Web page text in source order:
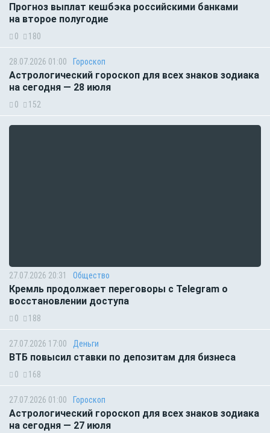
Прогноз выплат кешбэка российскими банками
на второе полугодие
0 180
28.07.2026 01:00 Гороскоп
Астрологический гороскоп для всех знаков зодиака
на сегодня — 28 июля
0 152
27.07.2026 20:31 Общество
Кремль продолжает переговоры с Telegram о
восстановлении доступа
0 188
27.07.2026 17:00 Деньги
ВТБ повысил ставки по депозитам для бизнеса
0 168
27.07.2026 01:00 Гороскоп
Астрологический гороскоп для всех знаков зодиака
на сегодня — 27 июля